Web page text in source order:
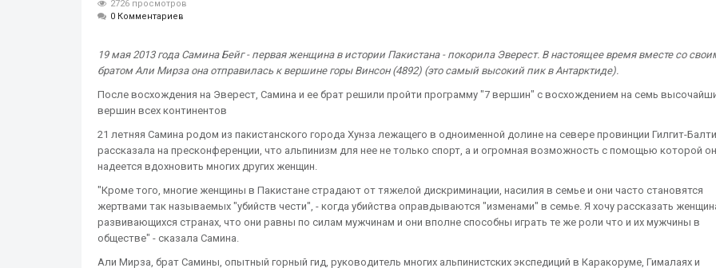
2726 просмотров
0 Комментариев
19 мая 2013 года Самина Бейг - первая женщина в истории Пакистана - покорила Эверест. В настоящее время вместе со
братом Али Мирза она отправилась к вершине горы Винсон (4892) (это самый высокий пик в Антарктиде).
После восхождения на Эверест, Самина и ее брат решили пройти программу "7 вершин" с восхождением на семь
вершин всех континентов
21 летняя Самина родом из пакистанского города Хунза лежащего в одноименной долине на севере провинции Гилгит-
рассказала на пресконференции, что альпинизм для нее не только спорт, а и огромная возможность с помощью которой
надеется вдохновить многих других женщин.
"Кроме того, многие женщины в Пакистане страдают от тяжелой дискриминации, насилия в семье и они часто становятся
жертвами так называемых "убийств чести", - когда убийства оправдываются "изменами" в семье. Я хочу рассказать
развивающихся странах, что они равны по силам мужчинам и они вполне способны играть те же роли что и их мужчины в
обществе" - сказала Самина.
Али Мирза, брат Самины, опытный горный гид, руководитель многих альпинистских экспедиций в Каракоруме, Гималаях и